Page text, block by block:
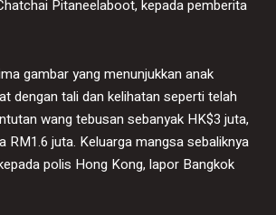
Pitaneelaboot, kepada pemberita
gambar yang menunjukkan anak
dengan tali dan kelihatan seperti telah
wang tebusan sebanyak HK$3 juta,
RM1.6 juta. Keluarga mangsa sebaliknya
polis Hong Kong, lapor Bangkok